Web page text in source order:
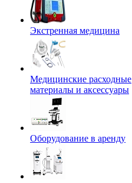
Экстренная медицина
Медицинские расходные
материалы и аксессуары
Оборудование в аренду